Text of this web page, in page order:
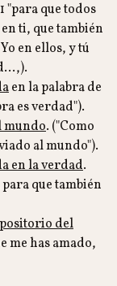
"para que todos
ti, que también
en ellos, y tú
en la palabra de
es verdad").
mundo. ("Como
al mundo").
en la verdad.
que también
del
me has amado,